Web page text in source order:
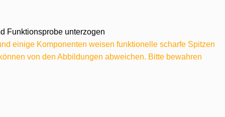
Funktionsprobe unterzogen
einige Komponenten weisen funktionelle scharfe Spitzen
von den Abbildungen abweichen. Bitte bewahren